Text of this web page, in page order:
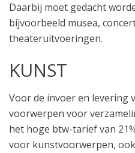
Daarbij moet gedacht
bijvoorbeeld musea,
theateruitvoeringen.
KUNST
Voor de invoer en levering
voorwerpen voor
het hoge btw-tarief van
voor kunstvoorwerpen,